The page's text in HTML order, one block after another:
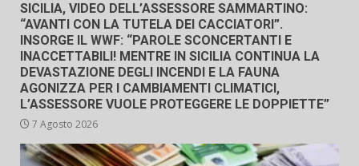
SICILIA, VIDEO DELL’ASSESSORE SAMMARTINO:
“AVANTI CON LA TUTELA DEI CACCIATORI”.
INSORGE IL WWF: “PAROLE SCONCERTANTI E
INACCETTABILI! MENTRE IN SICILIA CONTINUA LA
DEVASTAZIONE DEGLI INCENDI E LA FAUNA
AGONIZZA PER I CAMBIAMENTI CLIMATICI,
L’ASSESSORE VUOLE PROTEGGERE LE DOPPIETTE”
7 Agosto 2026